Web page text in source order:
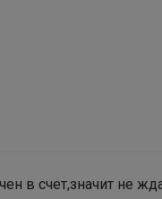
в счет,значит не